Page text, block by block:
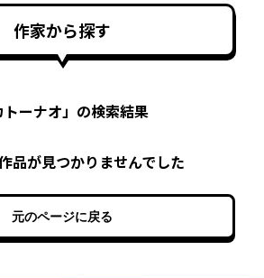
作家から探す
トーナオ」の検索結果
品が見つかりませんでした
元のページに戻る